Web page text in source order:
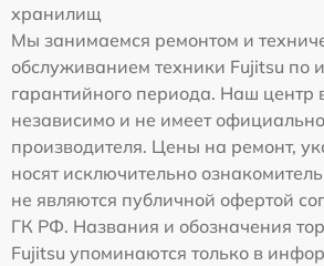
хранилищ
Мы занимаемся ремонтом и
обслуживанием техники Fujitsu по
гарантийного периода. Наш центр
независимо и не имеет
производителя. Цены на ремонт,
носят исключительно
не являются публичной офертой
ГК РФ. Названия и обозначения
Fujitsu упоминаются только в